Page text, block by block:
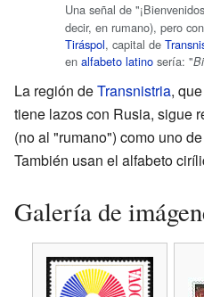
Una señal de
decir, en rumano), pero
Tiráspol, capital de
en alfabeto latino sería: "
La región deTransnistria,
tiene lazos con Rusia, sigue
(no al "rumano") como uno
También usan el alfabeto
Galería de